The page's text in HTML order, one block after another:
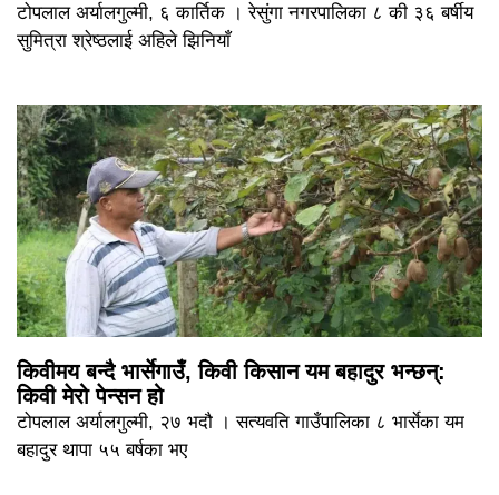
टोपलाल अर्यालगुल्मी, ६ कार्तिक । रेसुंगा नगरपालिका ८ की ३६ बर्षीय
सुमित्रा श्रेष्ठलाई अहिले झिनियाँ
किवीमय बन्दै भार्सेगाउँ, किवी किसान यम बहादुर भन्छन्:
किवी मेरो पेन्सन हो
टोपलाल अर्यालगुल्मी, २७ भदौ । सत्यवति गाउँपालिका ८ भार्सेका यम
बहादुर थापा ५५ बर्षका भए